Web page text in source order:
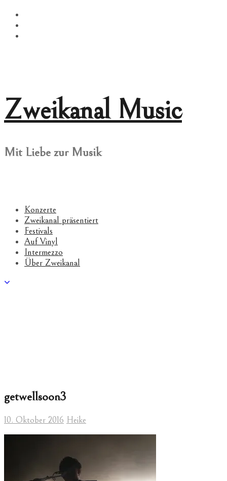
Springe
zum
Inhalt
Zweikanal Music
Mit Liebe zur Musik
Konzerte
Zweikanal präsentiert
Festivals
Auf Vinyl
Intermezzo
Über Zweikanal
getwellsoon3
10. Oktober 2016 Heike